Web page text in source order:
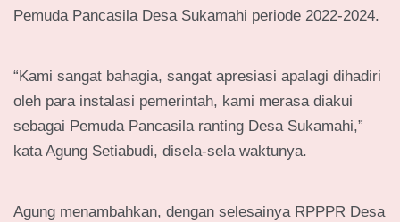
Pemuda Pancasila Desa Sukamahi periode 2022-2024.
“Kami sangat bahagia, sangat apresiasi apalagi dihadiri
oleh para instalasi pemerintah, kami merasa diakui
sebagai Pemuda Pancasila ranting Desa Sukamahi,”
kata Agung Setiabudi, disela-sela waktunya.
Agung menambahkan, dengan selesainya RPPPR Desa